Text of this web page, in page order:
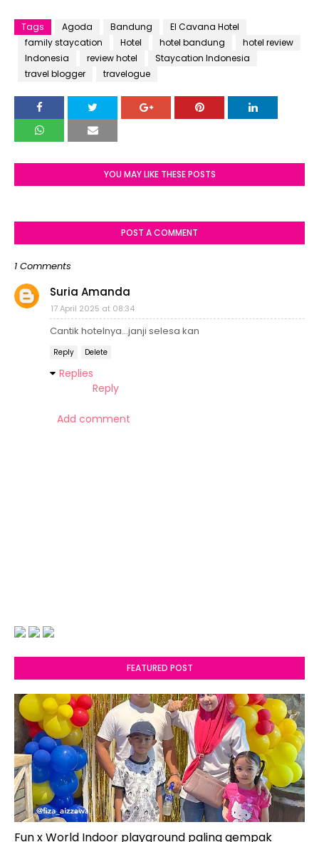
Tags Agoda Bandung
El Cavana Hotel
family staycation
Hotel hotel bandung
hotel review
Indonesia
review hotel
Staycation Indonesia
travel blogger
travelogue
YOU MAY LIKE THESE POSTS
POST A COMMENT
1 Comments
Suria Amanda
17 April 2025 at 08:34
Cantik hotelnya...janji selesa kan
Reply Delete
Replies
Reply
Add comment
FEATURED POST
Fun x World Indoor playground paling gempak